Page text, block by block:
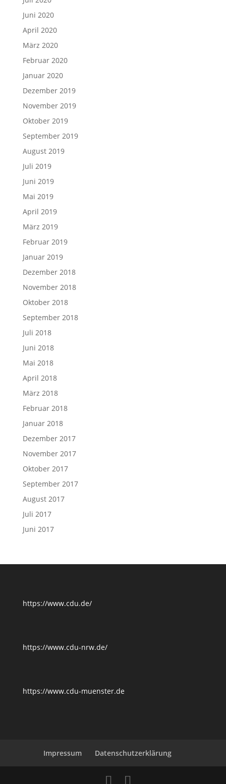
Juni 2020
April 2020
März 2020
Februar 2020
Januar 2020
Dezember 2019
November 2019
Oktober 2019
September 2019
August 2019
Juli 2019
Juni 2019
Mai 2019
April 2019
März 2019
Februar 2019
Januar 2019
Dezember 2018
November 2018
Oktober 2018
September 2018
Juli 2018
Juni 2018
Mai 2018
April 2018
März 2018
Februar 2018
Januar 2018
Dezember 2017
November 2017
Oktober 2017
September 2017
August 2017
Juli 2017
Juni 2017
https://www.cdu.de/
https://www.cdu-nrw.de/
https://www.cdu-muenster.de
Impressum Datenschutzerklärung